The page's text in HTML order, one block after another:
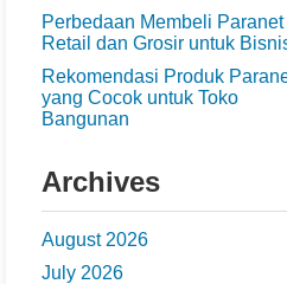
Perbedaan Membeli Paranet
Retail dan Grosir untuk
Rekomendasi Produk
yang Cocok untuk Toko
Bangunan
Archives
August 2026
July 2026